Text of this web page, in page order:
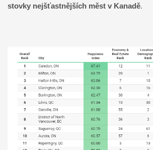
stovky nejšťastnějších měst v Kanadě.